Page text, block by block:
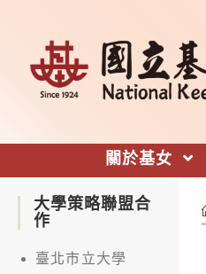
關於基女
大學策略聯盟合
作
臺北市立大學